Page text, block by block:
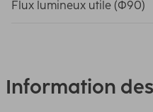
Flux lumineux utile (Φ90)
Information